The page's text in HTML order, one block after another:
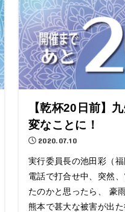
【乾杯20日前】
変なことに！
2020.07.10
実行委員長の池田彩（
電話で打合せ中、突然
たのかと思ったら、 豪
熊本で甚大な被害が出